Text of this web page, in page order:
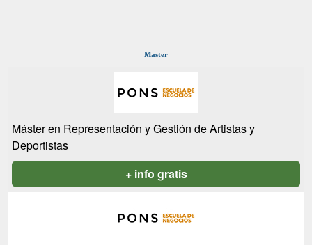
Master
Máster en Representación y Gestión de Artistas y
Deportistas
+ info gratis